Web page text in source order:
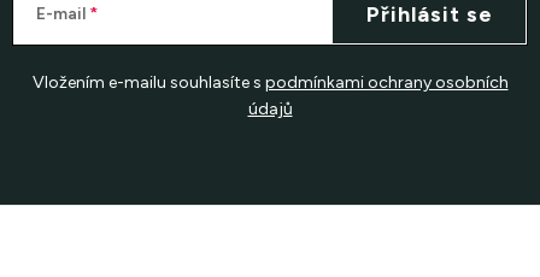
E-mail
Vložením e-mailu souhlasíte s podmínkami ochrany osobních
údajů
Přihlásit se